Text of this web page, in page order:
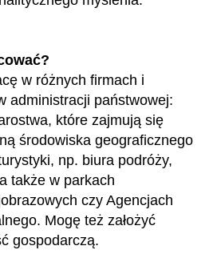
w różnych firmach i
administracji państwowej:
które zajmują się
środowiska geograficznego
np. biura podróży,
także w parkach
czy Agencjach
Mogę też założyć
gospodarczą.